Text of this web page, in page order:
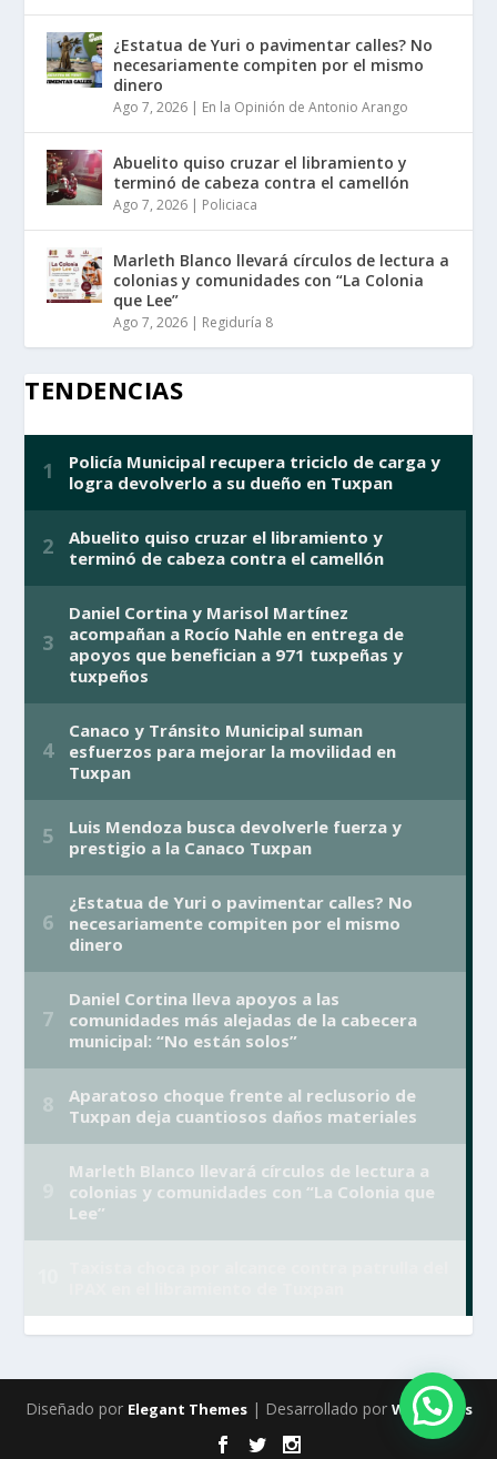
¿Estatua de Yuri o pavimentar calles? No
necesariamente compiten por el mismo
dinero
Ago 7, 2026 | En la Opinión de Antonio Arango
Abuelito quiso cruzar el libramiento y
terminó de cabeza contra el camellón
Ago 7, 2026 | Policiaca
Marleth Blanco llevará círculos de lectura a
colonias y comunidades con “La Colonia
que Lee”
Ago 7, 2026 | Regiduría 8
TENDENCIAS
Diseñado por Elegant Themes| Desarrollado por WordPress